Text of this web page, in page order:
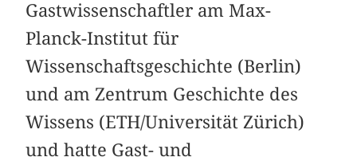
Gastwissenschaftler am Max-
Planck-Institut für
Wissenschaftsgeschichte (Berlin)
und am Zentrum Geschichte des
Wissens (ETH/Universität Zürich)
und hatte Gast- und